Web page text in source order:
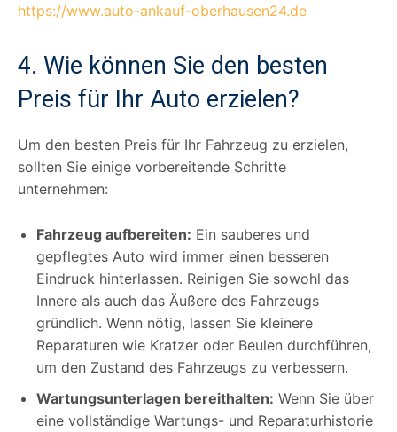
https://www.auto-ankauf-oberhausen24.de
4. Wie können Sie den besten
Preis für Ihr Auto erzielen?
Um den besten Preis für Ihr Fahrzeug zu erzielen,
sollten Sie einige vorbereitende Schritte
unternehmen:
Fahrzeug aufbereiten: Ein sauberes und
gepflegtes Auto wird immer einen besseren
Eindruck hinterlassen. Reinigen Sie sowohl das
Innere als auch das Äußere des Fahrzeugs
gründlich. Wenn nötig, lassen Sie kleinere
Reparaturen wie Kratzer oder Beulen durchführen,
um den Zustand des Fahrzeugs zu verbessern.
Wartungsunterlagen bereithalten: Wenn Sie über
eine vollständige Wartungs- und Reparaturhistorie